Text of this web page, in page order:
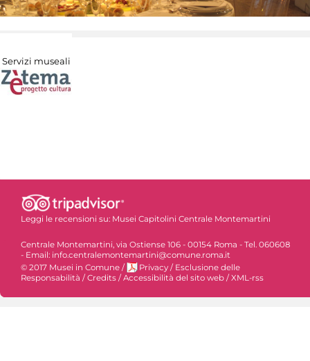
Servizi museali
Leggi le recensioni su: Musei Capitolini Centrale Montemartini
Centrale Montemartini, via Ostiense 106 - 00154 Roma - Tel. 060608
- Email: info.centralemontemartini@comune.roma.it
© 2017 Musei in Comune / Privacy / Esclusione delle
Responsabilità / Credits / Accessibilità del sito web / XML-rss